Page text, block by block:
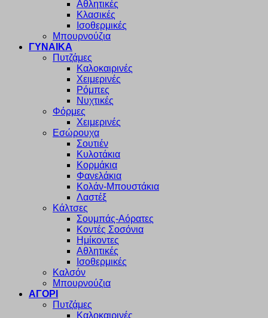
Αθλητικές
Κλασικές
Ισοθερμικές
Μπουρνούζια
ΓΥΝΑΙΚΑ
Πυτζάμες
Καλοκαιρινές
Χειμερινές
Ρόμπες
Νυχτικές
Φόρμες
Χειμερινές
Εσώρουχα
Σουτιέν
Κυλοτάκια
Κορμάκια
Φανελάκια
Κολάν-Μπουστάκια
Λαστέξ
Κάλτσες
Σουμπάς-Αόρατες
Κοντές Σοσόνια
Ημίκοντες
Αθλητικές
Ισοθερμικές
Καλσόν
Μπουρνούζια
ΑΓΟΡΙ
Πυτζάμες
Καλοκαιρινές